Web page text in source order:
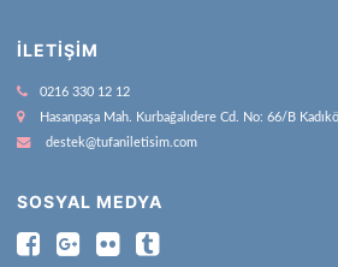
İLETIŞIM
0216 330 12 12
Hasanpaşa Mah. Kurbağalıdere Cd. No: 66/B
destek@tufaniletisim.com
SOSYAL MEDYA